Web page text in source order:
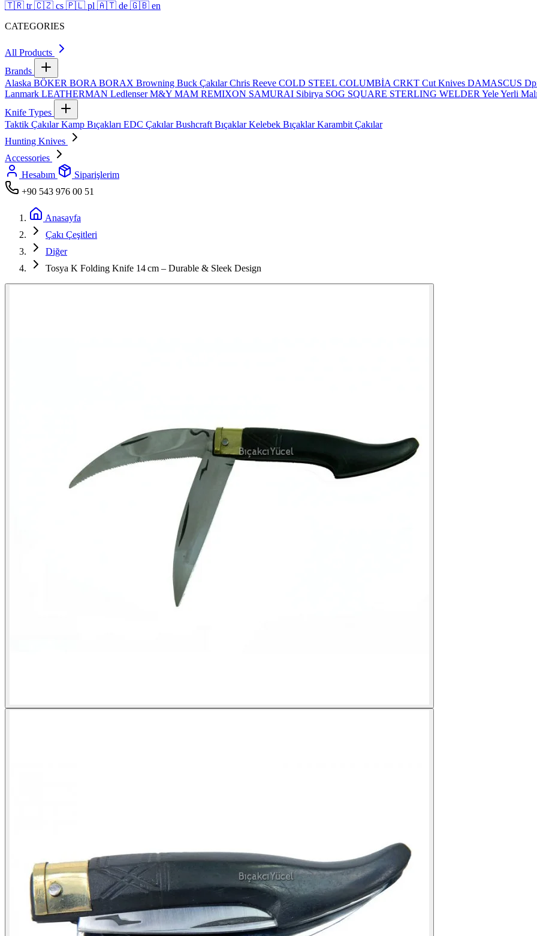
🇹🇷 tr 🇨🇿 cs 🇵🇱 pl 🇦🇹 de 🇬🇧 en
CATEGORIES
All Products
Brands
Alaska BÖKER BORA BORAX Browning Buck ÇakılarChris Reeve COLD STEEL COLUMBİA CRKT Cut Knives DAMASCUS
Lanmark LEATHERMAN LedlenserM&Y MAM REMIXON SAMURAI Sibirya SOG SQUARE STERLING WELDER YeleYerli
Knife Types
Taktik ÇakılarKamp Bıçakları EDC ÇakılarBushcraft BıçaklarKelebek BıçaklarKarambit Çakılar
Hunting Knives
Accessories
Hesabım
Siparişlerim
+90 543 976 00 51
Anasayfa
Çakı Çeşitleri
Diğer
Tosya K Folding Knife 14 cm – Durable & Sleek Design